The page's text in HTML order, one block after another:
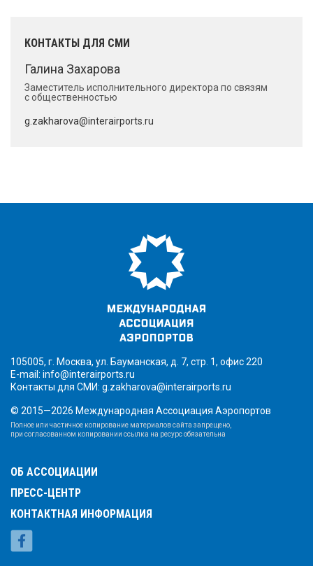
КОНТАКТЫ ДЛЯ СМИ
Галина Захарова
Заместитель исполнительного директора по связям
с общественностью
g.zakharova@interairports.ru
105005, г. Москва, ул. Бауманская, д. 7, стр. 1, офис 220
E-mail: info@interairports.ru
Контакты для СМИ: g.zakharova@interairports.ru
© 2015—2026 Международная Ассоциация Аэропортов
Полное или частичное копирование материалов сайта запрещено,
при согласованном копировании ссылка на ресурс обязательна
ОБ АССОЦИАЦИИ
ПРЕСС-ЦЕНТР
КОНТАКТНАЯ ИНФОРМАЦИЯ